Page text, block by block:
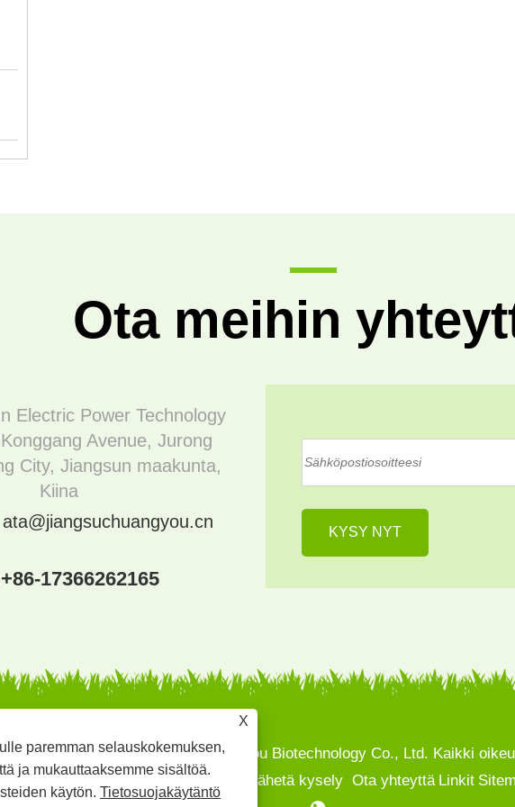
Ota meihin
Electric Power Technology
Avenue, Jurong
City, Jiangsun maakunta,
Kiina
ata@jiangsuchuangyou.cn
+86-17366262165
Copyright © 2024 Jiangsu Chuangyou Biotechnology Co., Ltd. Kaikki
meistä Tuotteet Uutiset Lataa Lähetä kysely Ota yhteyttä Linkit
X
paremman selauskokemuksen,
ja mukauttaaksemme sisältöä.
käytön. Tietosuojakäytäntö